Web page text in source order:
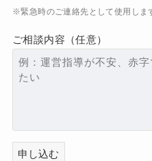
※緊急時のご連絡先として使用しま
ご相談内容（任意）
申し込む